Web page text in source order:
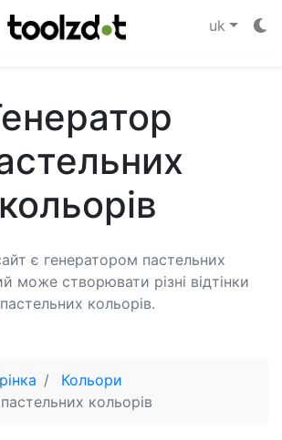
uk
кольорів
є генератором пастельних
може створювати різні відтінки
пастельних кольорів.
Кольори
кольорів